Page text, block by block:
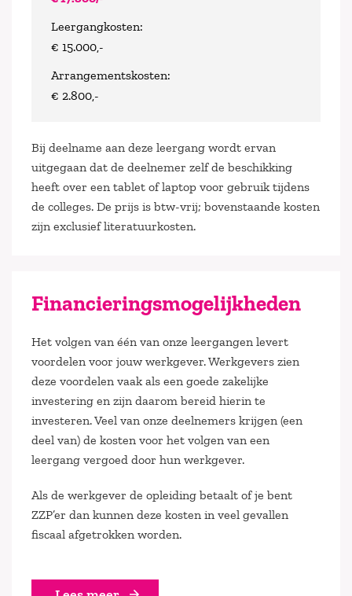
Leergangkosten:
€ 15.000,-
Arrangementskosten:
€ 2.800,-
Bij deelname aan deze leergang wordt ervan
uitgegaan dat de deelnemer zelf de beschikking
heeft over een tablet of laptop voor gebruik tijdens
de colleges. De prijs is btw-vrij; bovenstaande kosten
zijn exclusief literatuurkosten.
Financieringsmogelijkheden
Het volgen van één van onze leergangen levert
voordelen voor jouw werkgever. Werkgevers zien
deze voordelen vaak als een goede zakelijke
investering en zijn daarom bereid hierin te
investeren. Veel van onze deelnemers krijgen (een
deel van) de kosten voor het volgen van een
leergang vergoed door hun werkgever.
Als de werkgever de opleiding betaalt of je bent
ZZP’er dan kunnen deze kosten in veel gevallen
fiscaal afgetrokken worden.